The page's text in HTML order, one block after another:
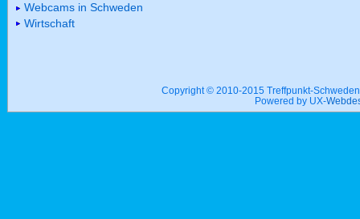
Webcams in Schweden
Wirtschaft
Copyright © 2010-2015 Treffpunkt-
Powered by UX-